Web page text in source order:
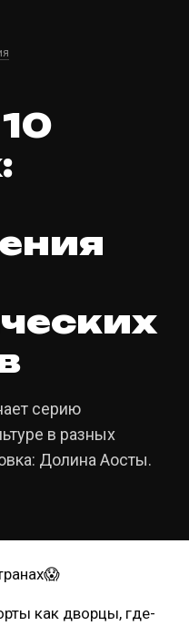
серию
в разных
Долина Аосты.
как дворцы, где-